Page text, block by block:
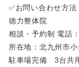
✅お問い合わせ方法
徳力整体院
相談・予約制 電話
所在地：北九州市
駐車場完備 3台共